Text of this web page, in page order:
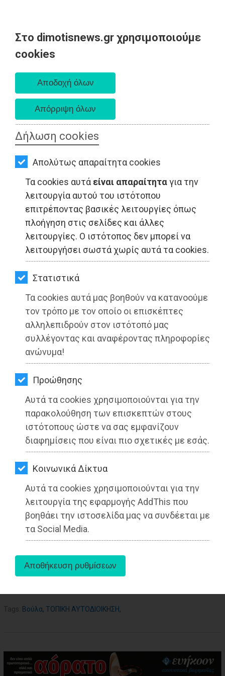
Στο dimotisnews.gr χρησιμοποιούμε
cookies
Δήλωση cookies
Απολύτως απαραίτητα cookies
Τα cookies αυτά είναι απαραίτηταγια την
λειτουργία αυτού του ιστότοπου
επιτρέποντας βασικές λειτουργίες όπως
πλοήγηση στις σελίδες και άλλες
λειτουργίες. Ο ιστότοπος δεν μπορεί να
λειτουργήσει σωστά χωρίς αυτά τα cookies.
Στατιστικά
Τα cookies αυτά μας βοηθούν να κατανοούμε
τον τρόπο με τον οποίο οι επισκέπτες
αλληλεπιδρούν στον ιστότοπό μας
συλλέγοντας και αναφέροντας πληροφορίες
ανώνυμα!
Προώθησης
Αυτά τα cookies χρησιμοποιούνται για την
παρακολούθηση των επισκεπτών στους
ιστότοπους ώστε να σας εμφανίζουν
διαφημίσεις που είναι πιο σχετικές με εσάς.
Kοινωνικά Δίκτυα
Αυτά τα cookies χρησιμοποιούνται για την
λειτουργία της εφαρμογής AddThis που
βοηθάει την ιστοσελίδα μας να συνδέεται με
τα Social Media.
AΡΧΙΚΗ
ΕΙΔΗΣΕΙΣ
ΠΟΛΙΤΙΚΗ
ΤΟΠΙΚΗ
ΑΥΤΟΔΙΟΙΚΗΣΗ
ΟΙΚΟΝΟΜΙΑ
ΑΘΛΗΤΙΣΜΟΣ
ΠΟΛΙΤΙΣΜΟΣ
ΣΠΙΤΙ-
ΚΗΠΟΣ
ΥΓΕΙΑ
LIFESTYLE
ΤΑΞΙΔΙΑ
ΕΞΟΔΟΣ
ΠΕΡΙΒΑΛΛΟΝ
ΚΑΤΟΙΚΙΔΙΟ
ΑΓΓΕΛΙΕΣ
ΕΦΗΜΕΡΙΔΕΣ
OΔΗΓΟΣ
ΑΓΟΡΑΣ
ΨΙΘΥΡΟΙ
ΑΠΟΣΤΟΛΗ
ΑΡΘΡΩΝ
ΤΟΠΙΚΗ ΑΥΤΟΔΙΟΙΚΗΣΗ - Βούλα
Δήμος Βάρης Βούλας Βουλιαγμένης:
Απαγόρευση αγκυροβολίου στον
Όρμο Βουλιαγμένης και στον όρμο
έναντι του Αστέρα
Διαβάστηκε 2389 φορές
13-07-2022
Από τo Dimotisnews
aboutus
Tags: Βούλα, ΤΟΠΙΚΗ ΑΥΤΟΔΙΟΙΚΗΣΗ,